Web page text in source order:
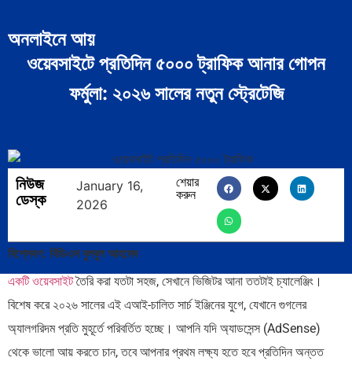
অনলাইনে আয়
ওয়েবসাইটে প্রতিদিন ৫০০০ ট্রাফিক আনার গোপন
ফর্মুলা: ২০২৬ সালের নতুন স্ট্রেটেজি
নিউজ
ডেস্ক
January 16,
2026
শেয়ার
করুন
বিশ্লেষণ: বিডিএস বুলবুল আহমেদ
একটি ওয়েবসাইটতৈরি করা যতটা সহজ, সেখানে ভিজিটর আনা ততটাই চ্যালেঞ্জিং।
বিশেষ করে ২০২৬ সালের এই এআই-চালিত সার্চ ইঞ্জিনের যুগে, যেখানে গুগলের
অ্যালগরিদম প্রতি মুহূর্তে পরিবর্তিত হচ্ছে। আপনি যদি অ্যাডসেন্স (AdSense)
থেকে ভালো আয় করতে চান, তবে আপনার প্রথম লক্ষ্য হতে হবে প্রতিদিন অন্তত